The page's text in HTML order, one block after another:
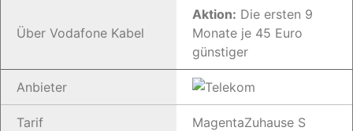
Über Vodafone Kabel
Aktion: Die ersten 9
Monate je 45 Euro
günstiger
Anbieter
Tarif MagentaZuhause S